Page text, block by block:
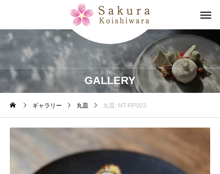
GALLERY
ギャラリー 丸皿 丸皿: MT-RP003